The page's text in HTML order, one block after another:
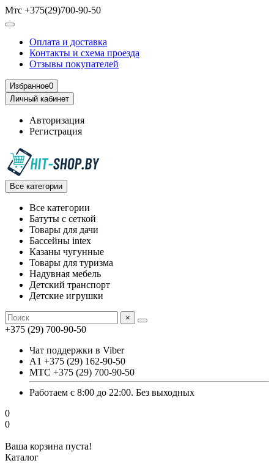
Мтс +375(29)700-90-50
Оплата и доставка
Контакты и схема проезда
Отзывы покупателей
Избранное0
Личный кабинет
Авторизация
Регистрация
Все категории
Все категории
Батуты с сеткой
Товары для дачи
Бассейны intex
Казаны чугунные
Товары для туризма
Надувная мебель
Детский транспорт
Детские игрушки
×
+375 (29) 700-90-50
Чат поддержки в Viber
А1 +375 (29) 162-90-50
МТС +375 (29) 700-90-50
Работаем с 8:00 до 22:00. Без выходных
0
0
Ваша корзина пуста!
Каталог